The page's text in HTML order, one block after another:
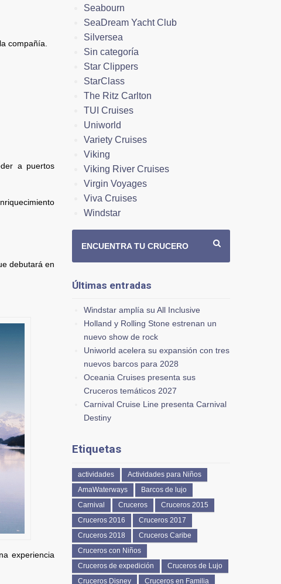
compañía.
a puertos
debutará en
experiencia
Seabourn
SeaDream Yacht Club
Silversea
Sin categoría
Star Clippers
StarClass
The Ritz Carlton
TUI Cruises
Uniworld
Variety Cruises
Viking
Viking River Cruises
Virgin Voyages
Viva Cruises
Windstar
ENCUENTRA TU CRUCERO
Últimas entradas
Windstar amplía su All Inclusive
Holland y Rolling Stone estrenan un
nuevo show de rock
Uniworld acelera su expansión con tres
nuevos barcos para 2028
Oceania Cruises presenta sus
Cruceros temáticos 2027
Carnival Cruise Line presenta Carnival
Destiny
Etiquetas
actividades
Actividades para Niños
AmaWaterways
Barcos de lujo
Carnival
Cruceros
Cruceros 2015
Cruceros 2016
Cruceros 2017
Cruceros 2018
Cruceros Caribe
Cruceros con Niños
Cruceros de expedición
Cruceros de Lujo
Cruceros Disney
Cruceros en Familia